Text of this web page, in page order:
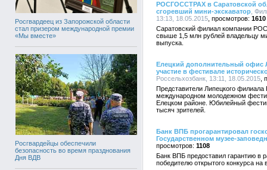
Росгвардеец из Запорожской области
стал призером международной премии
«Мы вместе»
Росгвардейцы обеспечили
безопасность во время празднования
Дня ВДВ
РОСГОССТРАХ в Саратовской
сгоревший мини-экскаватор ,
13:13, 18.05.2015
1610
Саратовский филиал компании
свыше 1,5 млн рублей владельцу
выпуска.
Елецкий дополнительный офис
участие в фестивале
Россельхозбанк, 13:11, 18.05.2015
Представители Липецкого филиала
международном молодежном
Елецком районе. Юбилейный
тысяч зрителей.
Банк ВПБ прогарантировал
Государственном музее-
1108
Банк ВПБ предоставил гарантию в
победителю открытого конкурса